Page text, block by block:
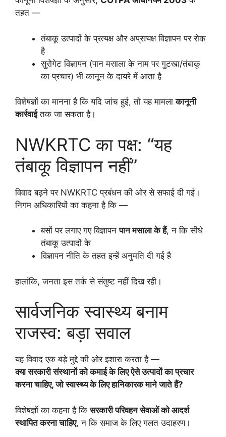
तहत —
तंबाकू उत्पादों के प्रत्यक्ष और अप्रत्यक्ष विज्ञापन पर रोक
है
सुरोगेट विज्ञापन (पान मसाला के नाम पर गुटखा/तंबाकू
का प्रचार) भी कानून के दायरे में आता है
विशेषज्ञों का मानना है कि यदि जांच हुई, तो यह मामलाकानूनी
कार्रवाईतक जा सकता है।
NWKRTC का पक्ष: “यह
तंबाकू विज्ञापन नहीं”
विवाद बढ़ने पर NWKRTC प्रबंधन की ओर से सफाई दी गई।
निगम अधिकारियों का कहना है कि —
बसों पर लगाए गए विज्ञापनपान मसाला के हैं, न कि सीधे
तंबाकू उत्पादों के
विज्ञापन नीति के तहत इन्हें अनुमति दी गई है
हालांकि, जनता इस तर्क से संतुष्ट नहीं दिख रही।
सार्वजनिक स्वास्थ्य बनाम
राजस्व: बड़ा सवाल
यह विवाद एक बड़े मुद्दे की ओर इशारा करता है —
क्या सरकारी संस्थानों को कमाई के लिए ऐसे उत्पादों का प्रचार
करना चाहिए, जो स्वास्थ्य के लिए हानिकारक माने जाते हैं?
विशेषज्ञों का कहना है किसरकारी परिवहन सेवाओं को आदर्श
स्थापित करना चाहिए, न कि समाज के लिए गलत उदाहरण।